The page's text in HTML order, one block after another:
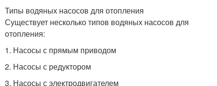
Типы водяных насосов для отопления
Существует несколько типов водяных насосов для
отопления:
1. Насосы с прямым приводом
2. Насосы с редуктором
3. Насосы с электродвигателем